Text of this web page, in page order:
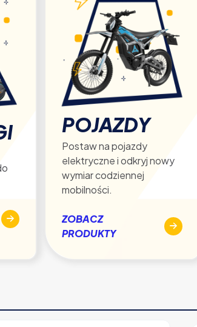
POJAZDY
Postaw na pojazdy
elektryczne i odkryj nowy
wymiar codziennej
mobilności.
ZOBACZ
PRODUKTY